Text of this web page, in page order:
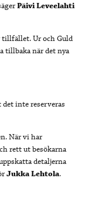
Päivi Leveelahti
tillfället. Ur och Guld
tillbaka när det nya
inte reserveras
När vi har
rett ut besökarna
detaljerna
Jukka Lehtola.